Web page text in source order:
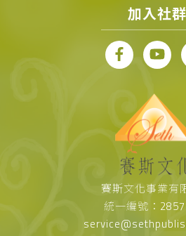
加入社群
賽斯文化事業有
統一編號：